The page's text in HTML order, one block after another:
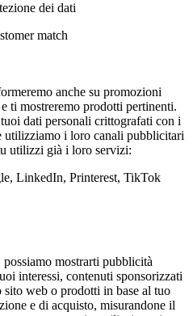
dei dati
match
anche su promozioni
ti mostreremo prodotti pertinenti.
dati personali crittografati con i
utilizziamo i loro canali pubblicitari
utilizzi già i loro servizi:
LinkedIn, Printerest, TikTok
mostrarti pubblicità
interessi, contenuti sponsorizzati
web o prodotti in base al tuo
e di acquisto, misurandone il